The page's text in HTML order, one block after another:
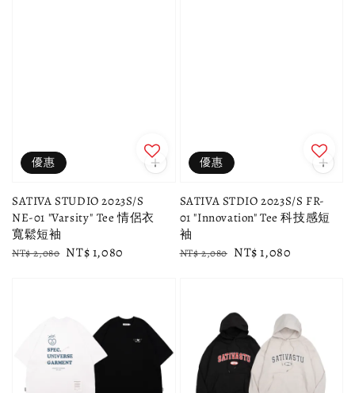
優惠
SATIVA STUDIO 2023S/S
NE-01 "Varsity" Tee 情侶衣
寬鬆短袖
Regular
NT$ 2,080 Sale
NT$ 1,080
優惠
SATIVA STDIO 2023S/S FR-
01 "Innovation" Tee 科技感短
袖
Regular
NT$ 2,080 Sale
NT$ 1,080